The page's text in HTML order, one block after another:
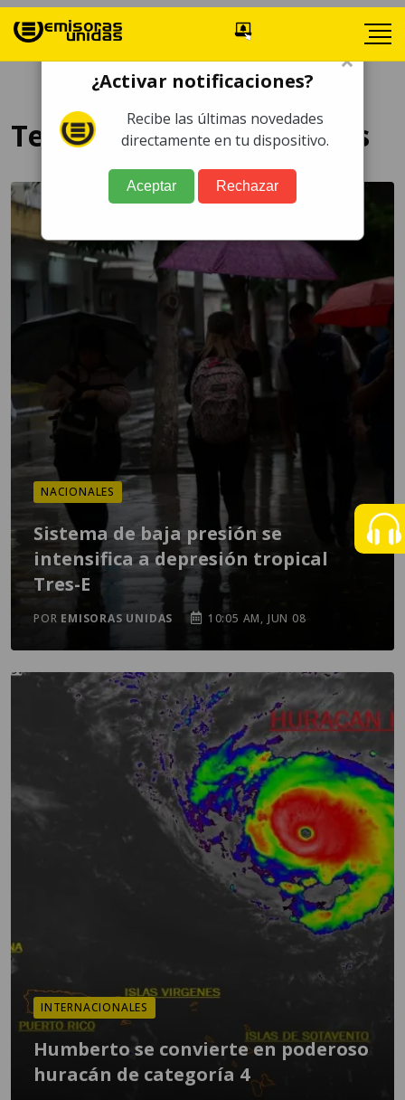
Temporada de Huracanes
NACIONALES
Sistema de baja presión se
intensifica a depresión tropical
Tres-E
POR EMISORAS UNIDAS 10:05 AM, JUN 08
INTERNACIONALES
Humberto se convierte en poderoso
huracán de categoría 4
×
¿Activar notificaciones?
Recibe las últimas novedades
directamente en tu dispositivo.
Aceptar Rechazar